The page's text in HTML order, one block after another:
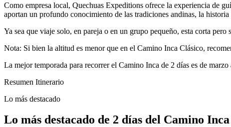
Como empresa local, Quechuas Expeditions ofrece la experiencia de
aportan un profundo conocimiento de las tradiciones andinas, la
Ya sea que viaje solo, en pareja o en un grupo pequeño, esta corta
Nota: Si bien la altitud es menor que en el Camino Inca Clásico,
La mejor temporada para recorrer el Camino Inca de 2 días es de
Resumen Itinerario
Lo más destacado
Lo más destacado de 2 días del Camino